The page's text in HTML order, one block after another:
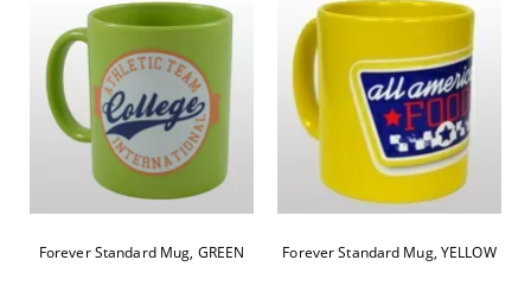
Forever Standard Mug, GREEN Forever Standard Mug, YELLOW